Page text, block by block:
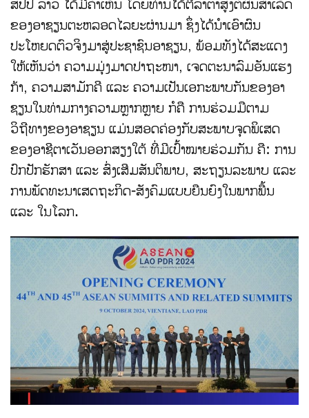
ສປປ ລາວ ໄດ້ມີຄໍາເຫັນ ໂດຍທ່ານໄດ້ຕີລາຕາສູງຕໍ່ຜົນສໍາເລັດ
ຂອງອາຊຽນຕະຫລອດໄລຍະຜ່ານມາ ຊຶ່ງໄດ້ນໍາເອົາຜົນ
ປະໂຫຍດຕົວຈິງມາສູ່ປະຊາຊົນອາຊຽນ, ພ້ອມທັງໄດ້ສະແດງ
ໃຫ້ເຫັນວ່າ ຄວາມມຸ່ງມາດປາຖະໜາ, ເຈດຕະນາລົມອັນແຮງ
ກ້າ, ຄວາມສາມັກຄີ ແລະ ຄວາມເປັນເອກະພາບກັນຂອງອາ
ຊຽນໃນທ່າມກາງຄວາມຫຼາກຫຼາຍ ກໍຄື ການຮ່ວມມືຕາມ
ວິຖີທາງຂອງອາຊຽນ ແມ່ນສອດຄ່ອງກັບສະພາບຈຸດພິເສດ
ຂອງອາຊີຕາເວັນອອກສຽງໃຕ້ ທີ່ມີເປົ້າໝາຍຮ່ວມກັນ ຄື: ການ
ປົກປັກຮັກສາ ແລະ ສົ່ງເສີມສັນຕິພາບ, ສະຖຽນລະພາບ ແລະ
ການພັດທະນາເສດຖະກິດ-ສັງຄົມແບບຍືນຍົງໃນພາກພື້ນ
ແລະ ໃນໂລກ.